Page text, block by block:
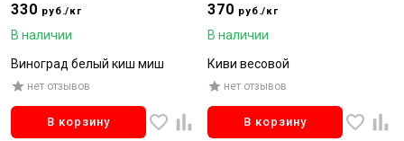
330 руб./кг
В наличии
Виноград белый киш миш
нет отзывов
В корзину
370 руб./кг
В наличии
Киви весовой
нет отзывов
В корзину